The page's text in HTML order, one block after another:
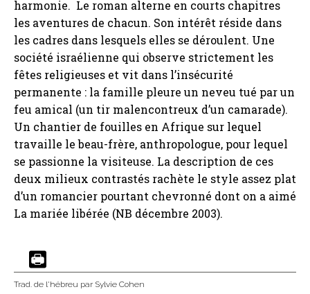
harmonie. Le roman alterne en courts chapitres
les aventures de chacun. Son intérêt réside dans
les cadres dans lesquels elles se déroulent. Une
société israélienne qui observe strictement les
fêtes religieuses et vit dans l’insécurité
permanente : la famille pleure un neveu tué par un
feu amical (un tir malencontreux d’un camarade).
Un chantier de fouilles en Afrique sur lequel
travaille le beau-frère, anthropologue, pour lequel
se passionne la visiteuse. La description de ces
deux milieux contrastés rachète le style assez plat
d’un romancier pourtant chevronné dont on a aimé
La mariée libérée (NB décembre 2003).
Trad. de l'hébreu par Sylvie Cohen